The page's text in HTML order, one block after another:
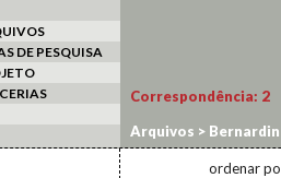
DE PESQUISA
Correspondência: 2
Arquivos >
ordenar